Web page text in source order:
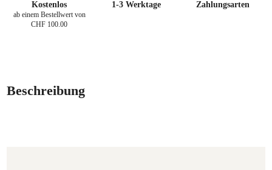
Kostenlos
ab einem Bestellwert von
CHF 100.00
1-3 Werktage Zahlungsarten
Beschreibung